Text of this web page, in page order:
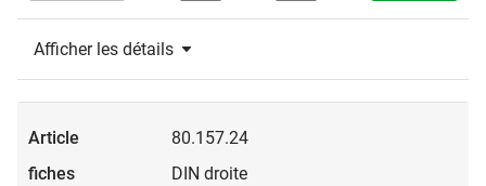
Afficher les détails
80.157.24
DIN droite